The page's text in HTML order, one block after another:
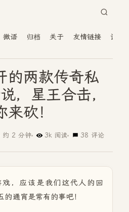
微语 归档 关于 友情链接 读者
的两款传奇私
，星王合击，
来砍！
约 2 分钟 3k 阅读 38 评论
，应该是我们这代人的回
通宵是常有的事吧！